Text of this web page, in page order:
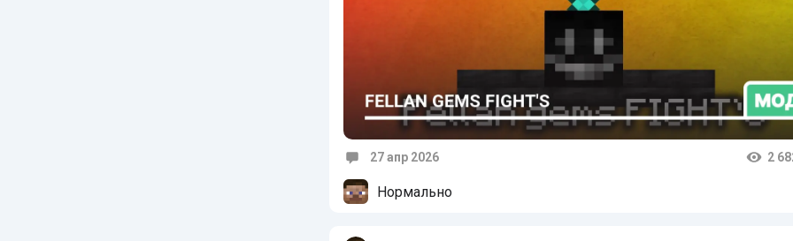
27 апр 2026 2
Нормально